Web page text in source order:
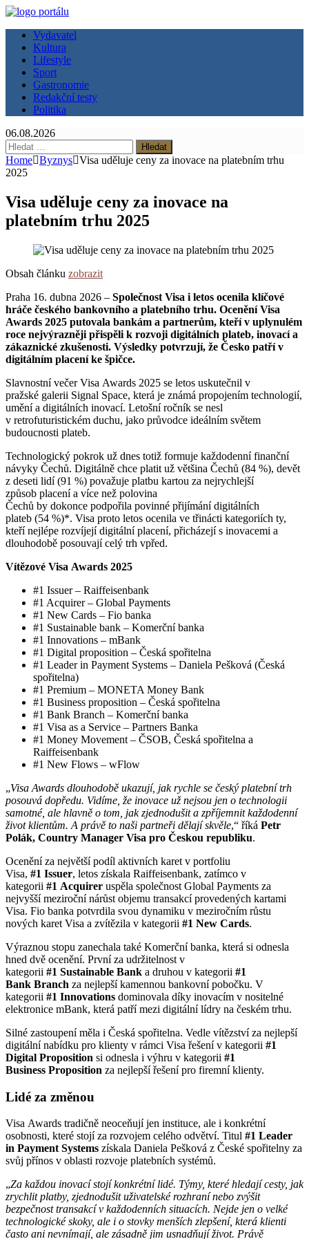
Vydavatel
Kultura
Lifestyle
Sport
Gastronomie
Redakční testy
Politika
06.08.2026
Vyhledávání
Home Byznys Visa uděluje ceny za inovace na platebním trhu
2025
Visa uděluje ceny za inovace na
platebním trhu 2025
Obsah článku zobrazit
Praha 16. dubna 2026 – Společnost Visa i letos ocenila klíčové
hráče českého bankovního a platebního trhu. Ocenění Visa
Awards 2025 putovala bankám a partnerům, kteří v uplynulém
roce nejvýrazněji přispěli k rozvoji digitálních plateb, inovací a
zákaznické zkušenosti. Výsledky potvrzují, že Česko patří v
digitálním placení ke špičce.
Slavnostní večer Visa Awards 2025 se letos uskutečnil v
pražské galerii Signal Space, která je známá propojením technologií,
umění a digitálních inovací. Letošní ročník se nesl
v retrofuturistickém duchu, jako průvodce ideálním světem
budoucnosti plateb.
Technologický pokrok už dnes totiž formuje každodenní finanční
návyky Čechů. Digitálně chce platit už většina Čechů (84 %), devět
z deseti lidí (91 %) považuje platbu kartou za nejrychlejší
způsob placení a více než polovina
Čechů by dokonce podpořila povinné přijímání digitálních
plateb (54 %)*. Visa proto letos ocenila ve třinácti kategoriích ty,
kteří nejlépe rozvíjejí digitální placení, přicházejí s inovacemi a
dlouhodobě posouvají celý trh vpřed.
Vítězové Visa Awards 2025
#1 Issuer – Raiffeisenbank
#1 Acquirer – Global Payments
#1 New Cards – Fio banka
#1 Sustainable bank – Komerční banka
#1 Innovations – mBank
#1 Digital proposition – Česká spořitelna
#1 Leader in Payment Systems – Daniela Pešková (Česká
spořitelna)
#1 Premium – MONETA Money Bank
#1 Business proposition – Česká spořitelna
#1 Bank Branch – Komerční banka
#1 Visa as a Service – Partners Banka
#1 Money Movement – ČSOB, Česká spořitelna a
Raiffeisenbank
#1 New Flows – wFlow
„Visa Awards dlouhodobě ukazují, jak rychle se český platební trh
posouvá dopředu. Vidíme, že inovace už nejsou jen o technologii
samotné, ale hlavně o tom, jak zjednodušit a zpříjemnit každodenní
život klientům. A právě to naši partneři dělají skvěle,“ říká Petr
Polák, Country Manager Visa pro Českou republiku.
Ocenění za největší podíl aktivních karet v portfoliu
Visa, #1 Issuer, letos získala Raiffeisenbank, zatímco v
kategorii #1 Acquirer uspěla společnost Global Payments za
nejvyšší meziroční nárůst objemu transakcí provedených kartami
Visa. Fio banka potvrdila svou dynamiku v meziročním růstu
nových karet Visa a zvítězila v kategorii #1 New Cards.
Výraznou stopu zanechala také Komerční banka, která si odnesla
hned dvě ocenění. První za udržitelnost v
kategorii #1 Sustainable Bank a druhou v kategorii #1
Bank Branch za nejlepší kamennou bankovní pobočku. V
kategorii #1 Innovations dominovala díky inovacím v nositelné
elektronice mBank, která patří mezi digitální lídry na českém trhu.
Silné zastoupení měla i Česká spořitelna. Vedle vítězství za nejlepší
digitální nabídku pro klienty v rámci Visa řešení v kategorii #1
Digital Proposition si odnesla i výhru v kategorii #1
Business Proposition za nejlepší řešení pro firemní klienty.
Lidé za změnou
Visa Awards tradičně neoceňují jen instituce, ale i konkrétní
osobnosti, které stojí za rozvojem celého odvětví. Titul #1 Leader
in Payment Systems získala Daniela Pešková z České spořitelny za
svůj přínos v oblasti rozvoje platebních systémů.
„Za každou inovací stojí konkrétní lidé. Týmy, které hledají cesty, jak
zrychlit platby, zjednodušit uživatelské rozhraní nebo zvýšit
bezpečnost transakcí v každodenních situacích. Nejde jen o velké
technologické skoky, ale i o stovky menších zlepšení, která klienti
často ani nevnímají, ale zásadně jim usnadňují život. Právě